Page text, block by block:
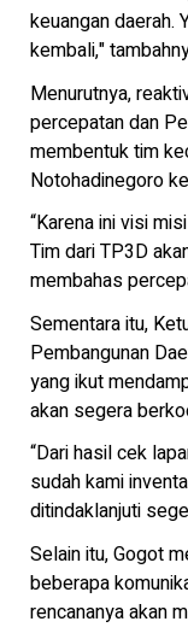
keuangan daerah.
kembali,"
Menurutnya,
percepatan dan
membentuk tim
Notohadinegoro
“Karena ini visi
Tim dari TP3D
membahas
Sementara itu,
Pembangunan
yang ikut
akan segera
“Dari hasil cek
sudah kami
ditindaklanjuti
Selain itu, Gogot
beberapa
rencananya akan